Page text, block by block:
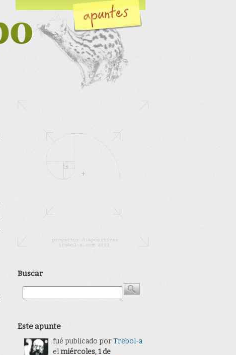
Buscar
Este apunte
fué publicado porTrebol-a
elmiércoles, 1 de